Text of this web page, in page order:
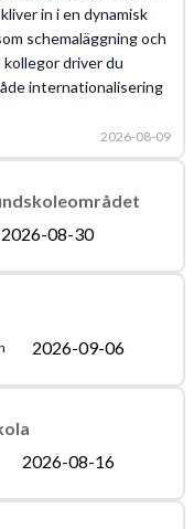
in i en dynamisk
schemaläggning och
driver du
internationalisering
2026-08-09
2026-08-30
2026-09-06
2026-08-16